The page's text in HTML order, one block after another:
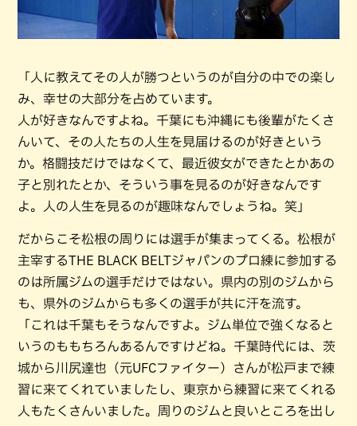
「人に教えてその人が勝つというのが自分の中での楽し
み、幸せの大部分を占めています。
人が好きなんですよね。千葉にも沖縄にも後輩がたくさ
んいて、その人たちの人生を見届けるのが好きという
か。格闘技だけではなくて、最近彼女ができたとかあの
子と別れたとか、そういう事を見るのが好きなんです
よ。人の人生を見るのが趣味なんでしょうね。笑」
だからこそ松根の周りには選手が集まってくる。松根が
主宰するTHE BLACK BELTジャパンのプロ練に参加する
のは所属ジムの選手だけではない。県内の別のジムから
も、県外のジムからも多くの選手が共に汗を流す。
「これは千葉もそうなんですよ。ジム単位で強くなると
いうのももちろんあるんですけどね。千葉時代には、茨
城から川尻達也（元UFCファイター）さんが松戸まで練
習に来てくれていましたし、東京から練習に来てくれる
人もたくさんいました。周りのジムと良いところを出し